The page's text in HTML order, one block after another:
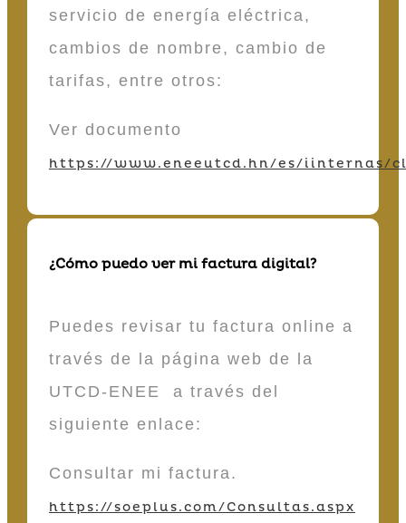
servicio de energía eléctrica,
cambios de nombre, cambio de
tarifas, entre otros:
Ver documento
https://www.eneeutcd.hn/es/iinternas/
¿Cómo puedo ver mi factura digital?
Puedes revisar tu factura online a
través de la página web de la
UTCD-ENEE a través del
siguiente enlace:
Consultar mi factura.
https://soeplus.com/Consultas.aspx